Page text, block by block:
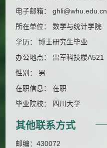
电子邮箱：ghli@whu.edu.cn
所在单位： 数学与统计学院
学历： 博士研究生毕业
办公地点： 雷军科技楼A521
性别： 男
在职信息： 在职
毕业院校： 四川大学
其他联系方式
邮编：430072